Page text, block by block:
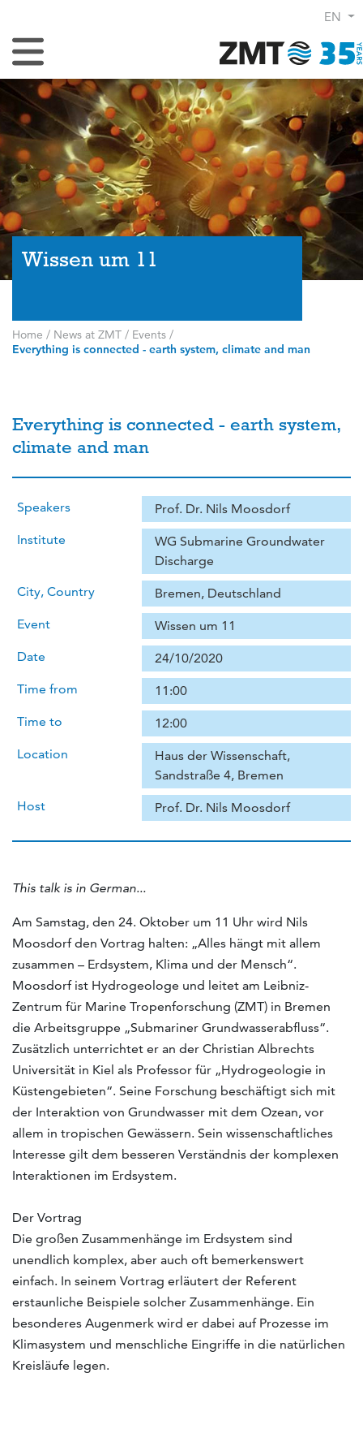
EN
Toggle Navigation
Wissen um 11
Home / News at ZMT / Events /
Everything is connected - earth system, climate and man
Everything is connected - earth system,
climate and man
Speakers
Prof. Dr. Nils Moosdorf
Institute
WG Submarine Groundwater
Discharge
City, Country
Bremen, Deutschland
Event
Wissen um 11
Date
24/10/2020
Time from
11:00
Time to
12:00
Location
Haus der Wissenschaft,
Sandstraße 4, Bremen
Host
Prof. Dr. Nils Moosdorf
This talk is in German...
Am Samstag, den 24. Oktober um 11 Uhr wird Nils
Moosdorf den Vortrag halten: „Alles hängt mit allem
zusammen – Erdsystem, Klima und der Mensch“.
Moosdorf ist Hydrogeologe und leitet am Leibniz-
Zentrum für Marine Tropenforschung (ZMT) in Bremen
die Arbeitsgruppe „Submariner Grundwasserabfluss“.
Zusätzlich unterrichtet er an der Christian Albrechts
Universität in Kiel als Professor für „Hydrogeologie in
Küstengebieten“. Seine Forschung beschäftigt sich mit
der Interaktion von Grundwasser mit dem Ozean, vor
allem in tropischen Gewässern. Sein wissenschaftliches
Interesse gilt dem besseren Verständnis der komplexen
Interaktionen im Erdsystem.
Der Vortrag
Die großen Zusammenhänge im Erdsystem sind
unendlich komplex, aber auch oft bemerkenswert
einfach. In seinem Vortrag erläutert der Referent
erstaunliche Beispiele solcher Zusammenhänge. Ein
besonderes Augenmerk wird er dabei auf Prozesse im
Klimasystem und menschliche Eingriffe in die natürlichen
Kreisläufe legen.